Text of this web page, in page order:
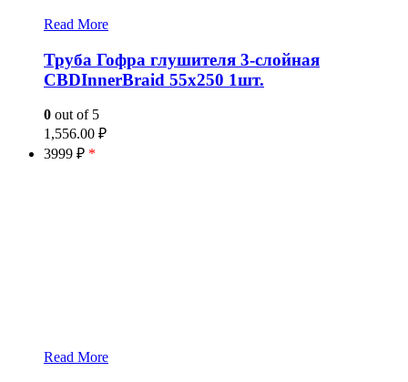
Read More
Труба Гофра глушителя 3-слойная
CBDInnerBraid 55х250 1шт.
0 out of 5
1,556.00 ₽
3999 ₽ *
Read More